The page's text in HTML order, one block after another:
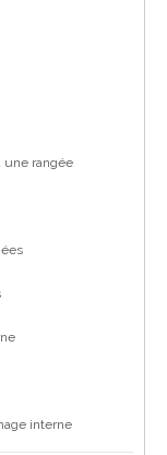
une rangée
interne